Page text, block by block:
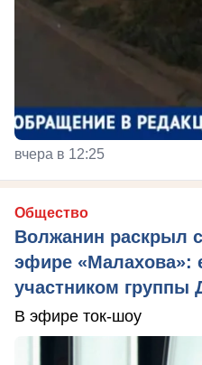
вчера в 12:25
Общество
Волжанин раскрыл
эфире «Малахова»:
участником группы
В эфире ток-шоу